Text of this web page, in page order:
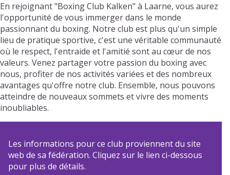
En rejoignant "Boxing Club Kalken" à Laarne, vous aurez
l'opportunité de vous immerger dans le monde
passionnant du boxing. Notre club est plus qu'un simple
lieu de pratique sportive, c'est une véritable communauté
où le respect, l'entraide et l'amitié sont au cœur de nos
valeurs. Venez partager votre passion du boxing avec
nous, profiter de nos activités variées et des nombreux
avantages qu'offre notre club. Ensemble, nous pouvons
atteindre de nouveaux sommets et vivre des moments
inoubliables.
Les informations pour ce club proviennent du site
web de sa fédération. Cliquez sur le lien ci-dessous
pour plus de détails.